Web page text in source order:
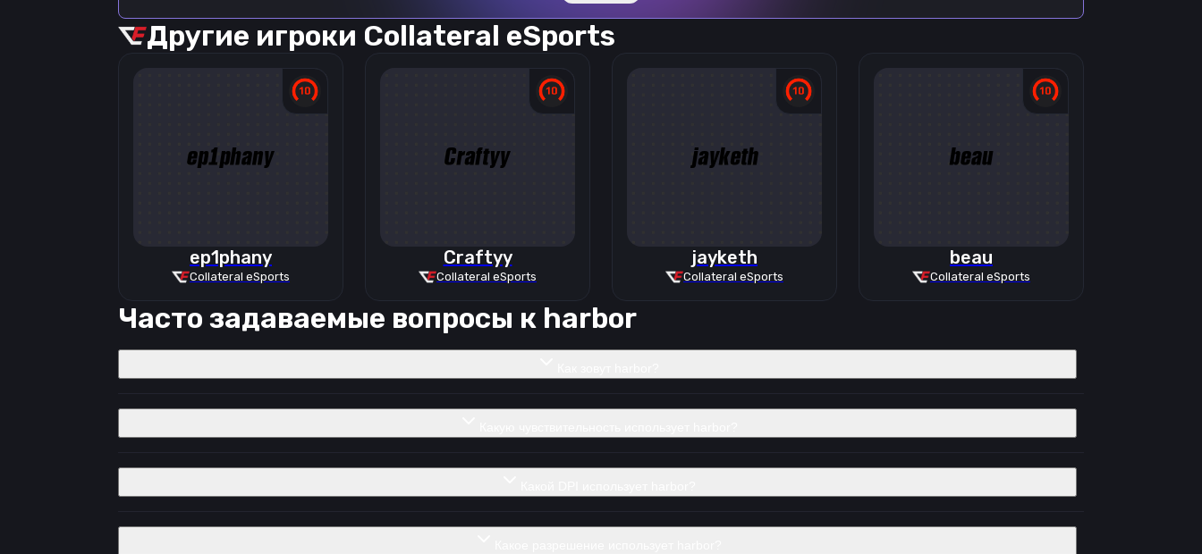
Другие игроки Collateral eSports
ep1phany
Collateral eSports
Craftyy
Collateral eSports
jayketh
Collateral eSports
beau
Collateral eSports
Часто задаваемые вопросы к harbor